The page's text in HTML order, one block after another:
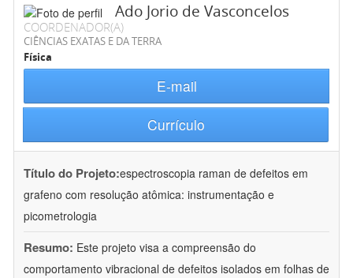
Ado Jorio de Vasconcelos
COORDENADOR(A)
CIÊNCIAS EXATAS E DA TERRA
Física
E-mail
Currículo
Título do Projeto:espectroscopia raman de defeitos em
grafeno com resolução atômica: instrumentação e
picometrologia
Resumo: Este projeto visa a compreensão do
comportamento vibracional de defeitos isolados em folhas de